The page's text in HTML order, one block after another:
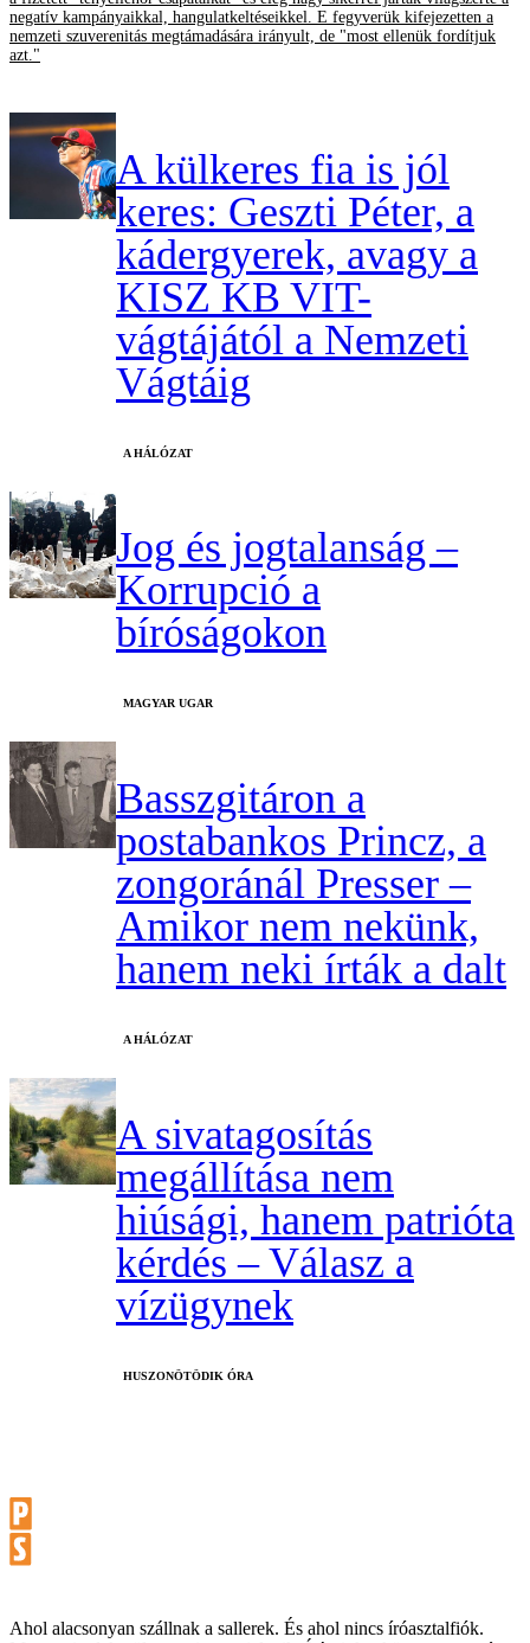
negatív kampányaikkal, hangulatkeltéseikkel. E fegyverük kifejezetten a
nemzeti szuverenitás megtámadására irányult, de "most ellenük fordítjuk
azt."
A külkeres fia is jól
keres: Geszti Péter, a
kádergyerek, avagy a
KISZ KB VIT-
vágtájától a Nemzeti
Vágtáig
A HÁLÓZAT
Jog és jogtalanság –
Korrupció a
bíróságokon
MAGYAR UGAR
Basszgitáron a
postabankos Princz, a
zongoránál Presser –
Amikor nem nekünk,
hanem neki írták a dalt
A HÁLÓZAT
A sivatagosítás
megállítása nem
hiúsági, hanem patrióta
kérdés – Válasz a
vízügynek
HUSZONÖTÖDIK ÓRA
Ahol alacsonyan szállnak a sallerek. És ahol nincs íróasztalfiók.